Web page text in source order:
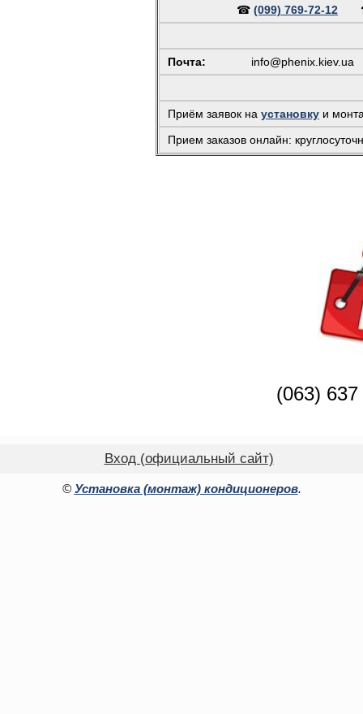
☎ (099) 769-72-12
Почта: info@phenix.kiev.ua
Приём заявок на установку и
Прием заказов онлайн:
(063)
Вход (официальный сайт)
© Установка (монтаж) кондиционеров.